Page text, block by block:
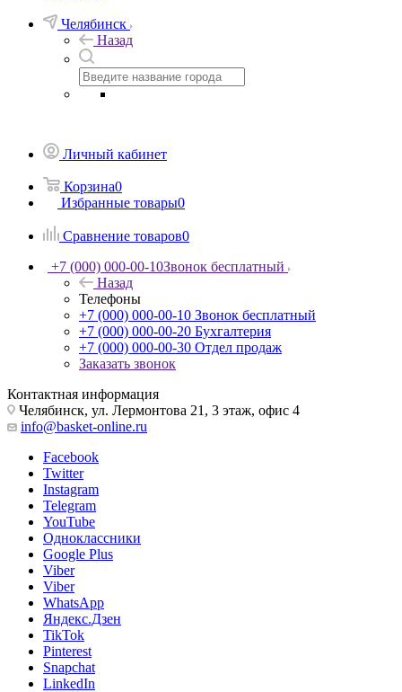
Челябинск
Назад
Личный кабинет
Корзина0
Избранные товары0
Сравнение товаров0
+7 (000) 000-00-10Звонок бесплатный
Назад
Телефоны
+7 (000) 000-00-10 Звонок бесплатный
+7 (000) 000-00-20 Бухгалтерия
+7 (000) 000-00-30 Отдел продаж
Заказать звонок
Контактная информация
Челябинск, ул. Лермонтова 21, 3 этаж, офис 4
info@basket-online.ru
Facebook
Twitter
Instagram
Telegram
YouTube
Одноклассники
Google Plus
Viber
Viber
WhatsApp
Яндекс.Дзен
TikTok
Pinterest
Snapchat
LinkedIn